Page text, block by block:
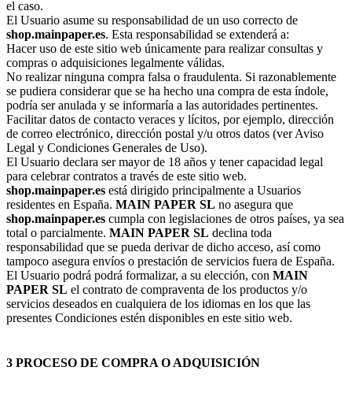
el caso.
El Usuario asume su responsabilidad de un uso correcto de
shop.mainpaper.es. Esta responsabilidad se extenderá a:
Hacer uso de este sitio web únicamente para realizar consultas y
compras o adquisiciones legalmente válidas.
No realizar ninguna compra falsa o fraudulenta. Si razonablemente
se pudiera considerar que se ha hecho una compra de esta índole,
podría ser anulada y se informaría a las autoridades pertinentes.
Facilitar datos de contacto veraces y lícitos, por ejemplo, dirección
de correo electrónico, dirección postal y/u otros datos (ver Aviso
Legal y Condiciones Generales de Uso).
El Usuario declara ser mayor de 18 años y tener capacidad legal
para celebrar contratos a través de este sitio web.
shop.mainpaper.es está dirigido principalmente a Usuarios
residentes en España. MAIN PAPER SL no asegura que
shop.mainpaper.es cumpla con legislaciones de otros países, ya sea
total o parcialmente. MAIN PAPER SL declina toda
responsabilidad que se pueda derivar de dicho acceso, así como
tampoco asegura envíos o prestación de servicios fuera de España.
El Usuario podrá podrá formalizar, a su elección, con MAIN
PAPER SL el contrato de compraventa de los productos y/o
servicios deseados en cualquiera de los idiomas en los que las
presentes Condiciones estén disponibles en este sitio web.
3 PROCESO DE COMPRA O ADQUISICIÓN